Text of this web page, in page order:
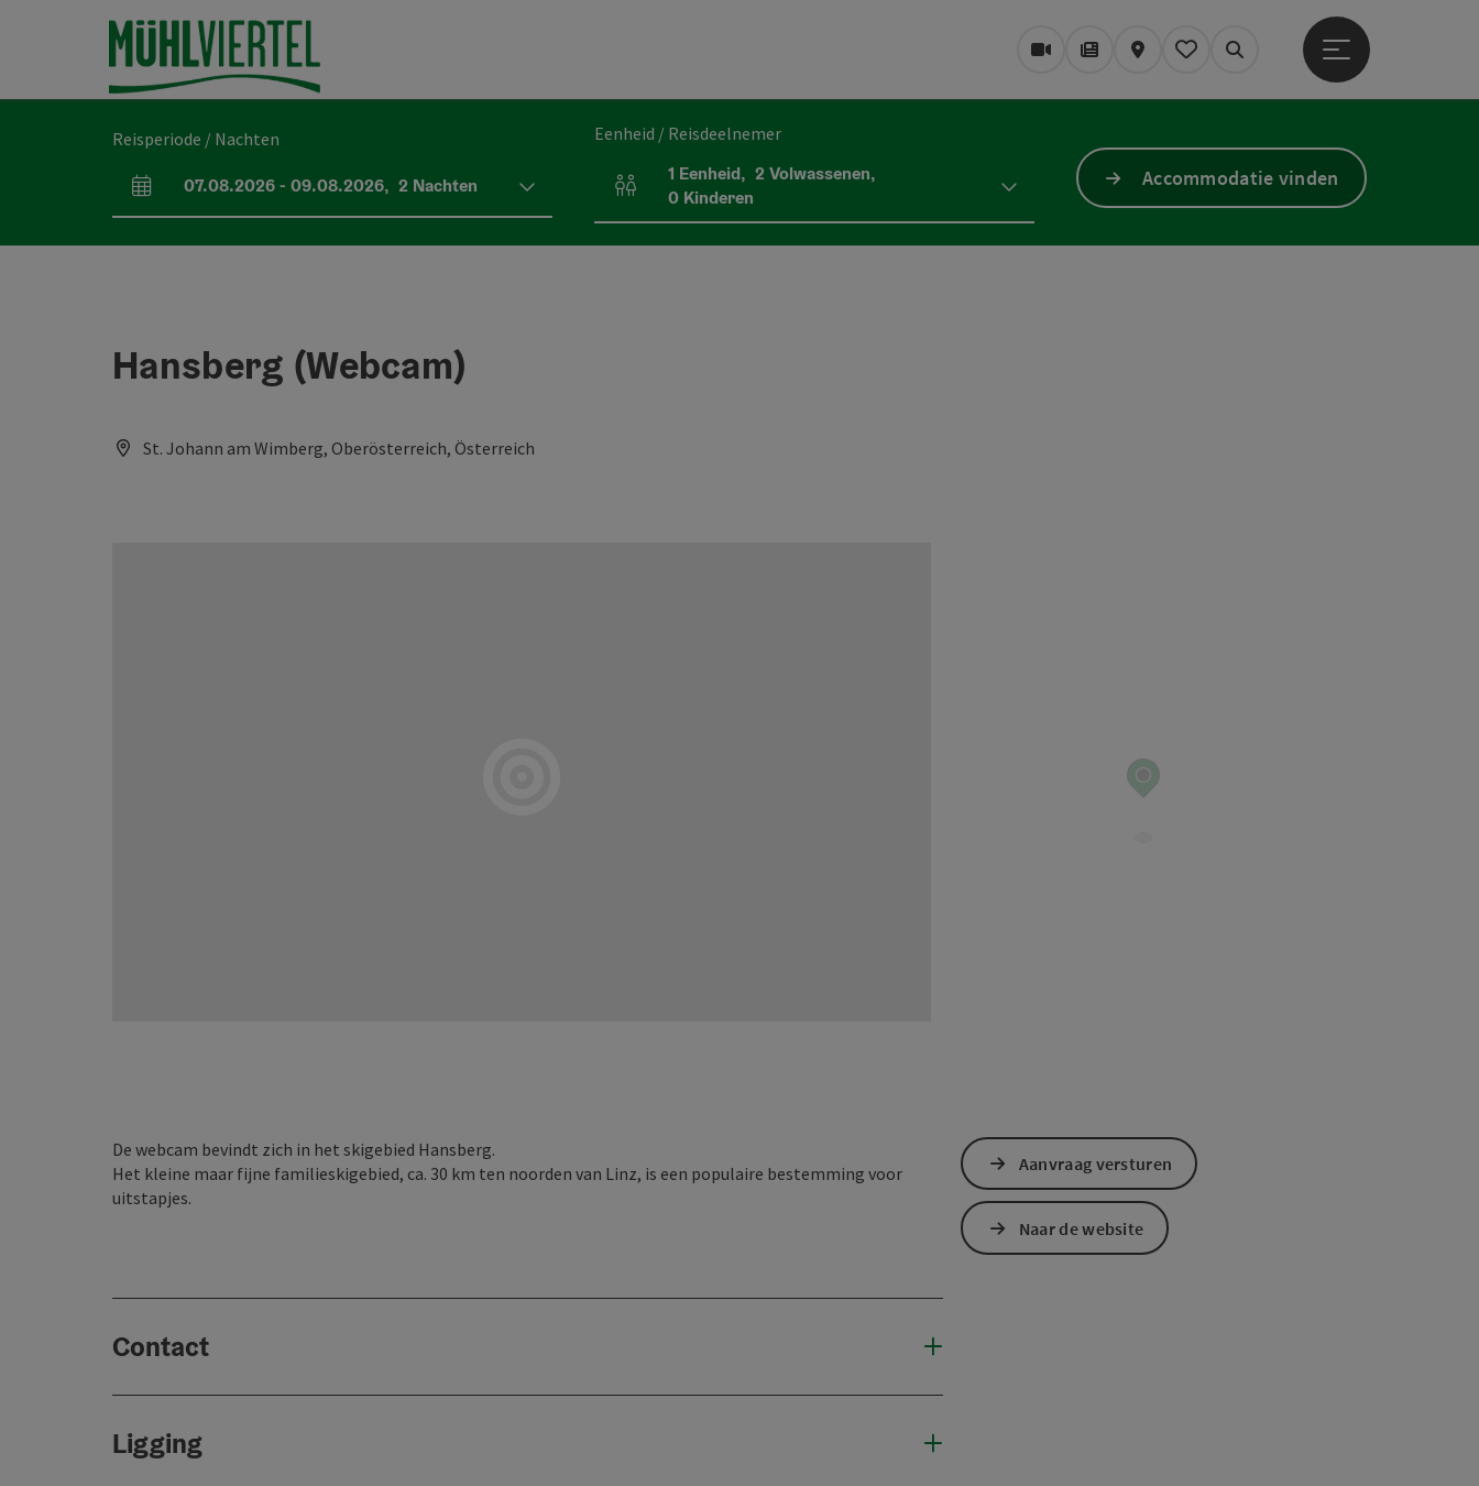
Accesskey
[0]
Navigatie Accesskey
[1]
PaginabeginAccesskey
[2]
WebcamsTijdschrift/Blog
KaartMijn notitieblok
Zoek op
Startmenu openen
Reisperiode / Nachten
Velden voor aankomst en vertrek
07.08.2026- 09.08.2026, 2 Nachten
Eenheid / Reisdeelnemer
Aantal eenheden en persoonsvelden
1 Eenheid, 2Volwassenen,
0 Kinderen
Accommodatie vinden
Hansberg (Webcam)
St. Johann am Wimberg, Oberösterreich, Österreich
De webcam bevindt zich in het skigebied Hansberg.
Het kleine maar fijne familieskigebied, ca. 30 km ten noorden van Linz, is een populaire bestemming voor
uitstapjes.
Contact
Ligging
Aanvraag versturen
Naar de website